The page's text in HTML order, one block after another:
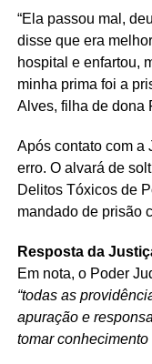
“Ela passou mal,
disse que era
hospital e enfartou,
minha prima foi a
Alves, filha de dona
Após contato com a
erro. O alvará de
Delitos Tóxicos de
mandado de prisão
Resposta da
Em nota, o Poder
“todas as
apuração e
tomar conhecimento